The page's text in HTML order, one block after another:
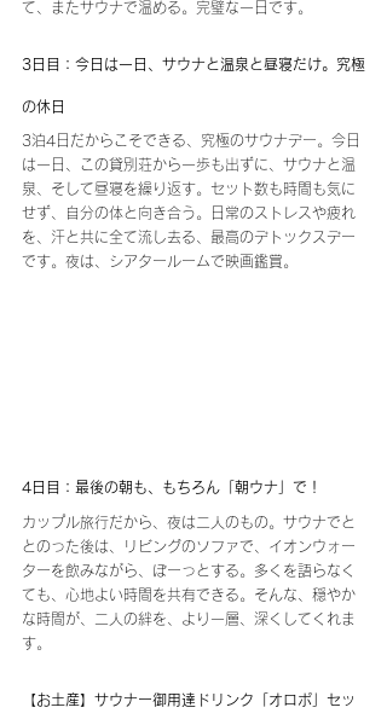
て、またサウナで温める。完璧な一日です。
3日目：今日は一日、サウナと温泉と昼寝だけ。究極
の休日
3泊4日だからこそできる、究極のサウナデー。今日
は一日、この貸別荘から一歩も出ずに、サウナと温
泉、そして昼寝を繰り返す。セット数も時間も気に
せず、自分の体と向き合う。日常のストレスや疲れ
を、汗と共に全て流し去る、最高のデトックスデー
です。夜は、シアタールームで映画鑑賞。
4日目：最後の朝も、もちろん「朝ウナ」で！
カップル旅行だから、夜は二人のもの。サウナでと
とのった後は、リビングのソファで、イオンウォー
ターを飲みながら、ぼーっとする。多くを語らなく
ても、心地よい時間を共有できる。そんな、穏やか
な時間が、二人の絆を、より一層、深くしてくれま
す。
【お土産】サウナー御用達ドリンク「オロポ」セッ